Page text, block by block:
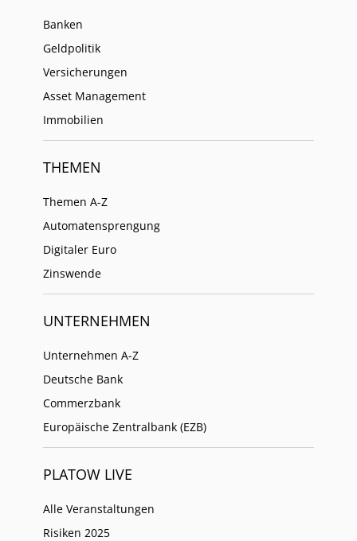
Banken
Geldpolitik
Versicherungen
Asset Management
Immobilien
THEMEN
Themen A-Z
Automatensprengung
Digitaler Euro
Zinswende
UNTERNEHMEN
Unternehmen A-Z
Deutsche Bank
Commerzbank
Europäische Zentralbank (EZB)
PLATOW LIVE
Alle Veranstaltungen
Risiken 2025